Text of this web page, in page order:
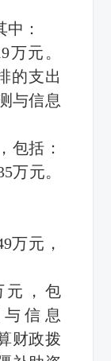
：
万元。
的支出
与信息
包括：
万元。
万元，
元，包
与信息
财政拨